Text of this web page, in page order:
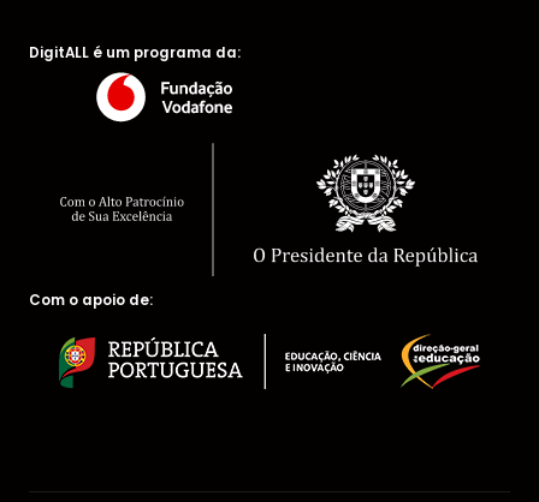
DigitALL é um programa da:
Com o apoio de: